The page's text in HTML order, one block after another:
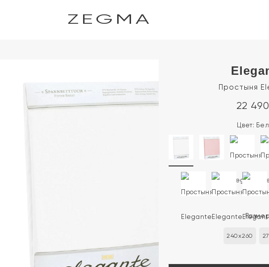
ZEGMA
Простыня
22 490
Цвет:
240x260